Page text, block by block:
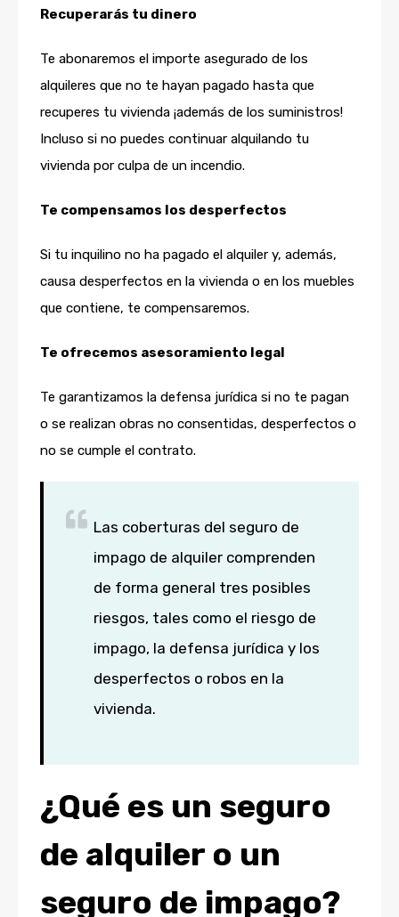
Recuperarás tu dinero
Te abonaremos el importe asegurado de los
alquileres que no te hayan pagado hasta que
recuperes tu vivienda ¡además de los suministros!
Incluso si no puedes continuar alquilando tu
vivienda por culpa de un incendio.
Te compensamos los desperfectos
Si tu inquilino no ha pagado el alquiler y, además,
causa desperfectos en la vivienda o en los muebles
que contiene, te compensaremos.
Te ofrecemos asesoramiento legal
Te garantizamos la defensa jurídica si no te pagan
o se realizan obras no consentidas, desperfectos o
no se cumple el contrato.
Las coberturas del seguro de
impago de alquiler comprenden
de forma general tres posibles
riesgos, tales como el riesgo de
impago, la defensa jurídica y los
desperfectos o robos en la
vivienda.
¿Qué es un seguro
de alquiler o un
seguro de impago?